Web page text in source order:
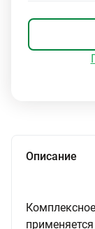
Описание